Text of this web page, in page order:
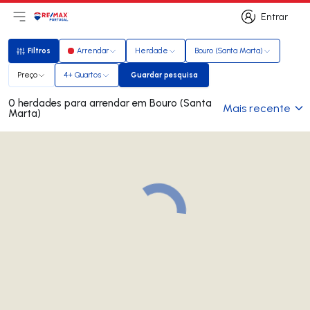
Entrar
Entrar
Abri menu principal
LogoIr para página inicial
Filtros
Filtros Arrendar Herdade Bouro (Santa Marta)
Preço 4+ Quartos Guardar pesquisa
Guardar pesquisa
0 herdades para arrendar em Bouro (Santa
Marta) Mais recente